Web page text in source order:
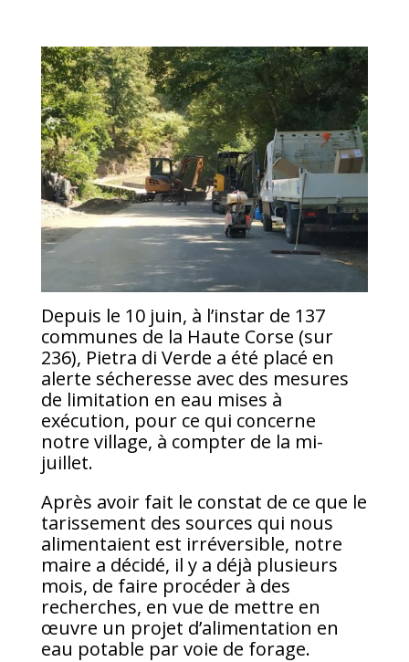
Depuis le 10 juin, à l’instar de 137
communes de la Haute Corse (sur
236), Pietra di Verde a été placé en
alerte sécheresse avec des mesures
de limitation en eau mises à
exécution, pour ce qui concerne
notre village, à compter de la mi-
juillet.
Après avoir fait le constat de ce que le
tarissement des sources qui nous
alimentaient est irréversible, notre
maire a décidé, il y a déjà plusieurs
mois, de faire procéder à des
recherches, en vue de mettre en
œuvre un projet d’alimentation en
eau potable par voie de forage.